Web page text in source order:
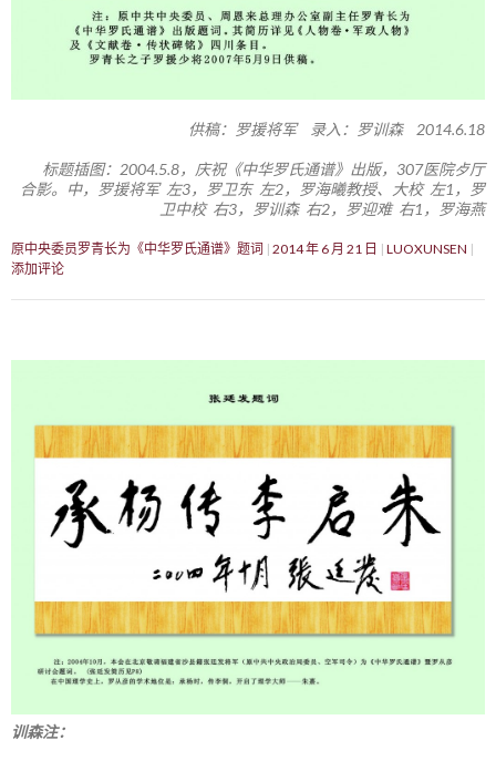
供稿：罗援将军 录入：罗训森 2014.6.18
标题插图：2004.5.8，庆祝《中华罗氏通谱》出版，307医院歺厅
合影。中，罗援将军 左3，罗卫东 左2，罗海曦教授、大校 左1，罗
卫中校 右3，罗训森 右2，罗迎难 右1，罗海燕
原中央委员罗青长为《中华罗氏通谱》题词 2014 年 6 月 21 日
LUOXUNSEN
添加评论
训森注：